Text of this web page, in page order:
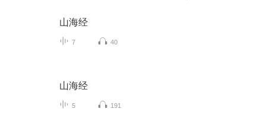
山海经
7 40
山海经
5 191